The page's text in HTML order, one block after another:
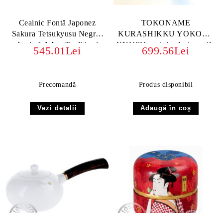
Ceainic Fontă Japonez
Sakura Tetsukyusu Negru-
Auriu 1.1 L – Tradiție și
Eleganță Niponă
545.01Lei
Precomandă
Vezi detalii
TOKONAME
KURASHIKKU YOKODE
KYUSU ceainic clasic argila
JAPONIA
699.56Lei
Produs disponibil